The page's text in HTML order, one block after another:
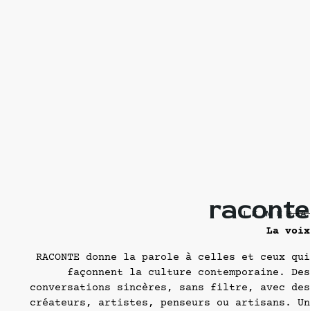
raconte
LE MÉDIA
La voix
RACONTE donne la parole à celles et ceux qui
façonnent la culture contemporaine. Des
conversations sincères, sans filtre, avec des
créateurs, artistes, penseurs ou artisans. Un